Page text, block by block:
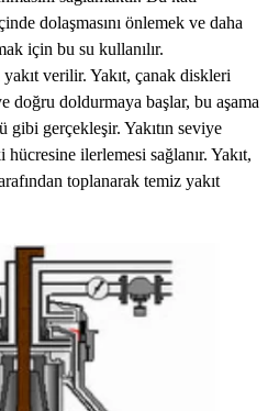
dolaşmasını önlemek ve daha
için bu su kullanılır.
yakıt verilir. Yakıt, çanak diskleri
doğru doldurmaya başlar, bu aşama
gibi gerçekleşir. Yakıtın seviye
ilerlemesi sağlanır. Yakıt,
toplanarak temiz yakıt